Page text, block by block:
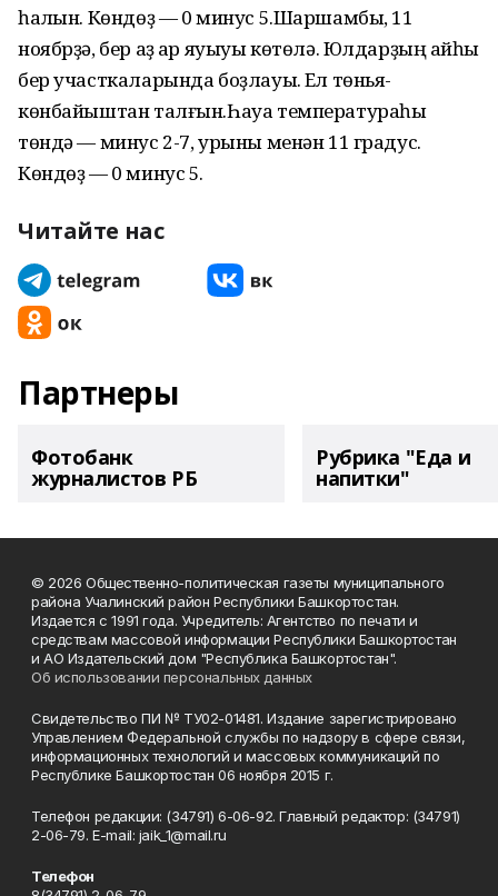
һалҡын. Көндөҙ — 0 минус 5.Шаршамбы, 11
ноябрҙә, бер аҙ ҡар яуыуы көтөлә. Юлдарҙың ҡайһы
бер участкаларында боҙлауыҡ. Ел төньяҡ-
көнбайыштан талғын.Һауа температураһы
төндә — минус 2-7, урыны менән 11 градус.
Көндөҙ — 0 минус 5.
Читайте нас
Партнеры
Фотобанк
журналистов РБ
Рубрика "Еда и
напитки"
© 2026 Общественно-политическая газеты муниципального
района Учалинский район Республики Башкортостан.
Издается с 1991 года. Учредитель: Агентство по печати и
средствам массовой информации Республики Башкортостан
и АО Издательский дом "Республика Башкортостан".
Об использовании персональных данных
Свидетельство ПИ № ТУ02-01481. Издание зарегистрировано
Управлением Федеральной службы по надзору в сфере связи,
информационных технологий и массовых коммуникаций по
Республике Башкортостан 06 ноября 2015 г.
Телефон редакции: (34791) 6-06-92. Главный редактор: (34791)
2-06-79. Е-mаil: jaik_1@mail.ru
Телефон